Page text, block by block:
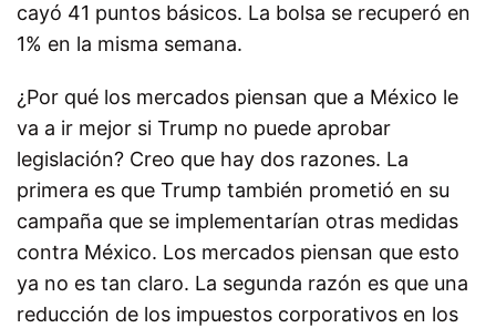
cayó 41 puntos básicos. La bolsa se recuperó en
1% en la misma semana.
¿Por qué los mercados piensan que a México le
va a ir mejor si Trump no puede aprobar
legislación? Creo que hay dos razones. La
primera es que Trump también prometió en su
campaña que se implementarían otras medidas
contra México. Los mercados piensan que esto
ya no es tan claro. La segunda razón es que una
reducción de los impuestos corporativos en los